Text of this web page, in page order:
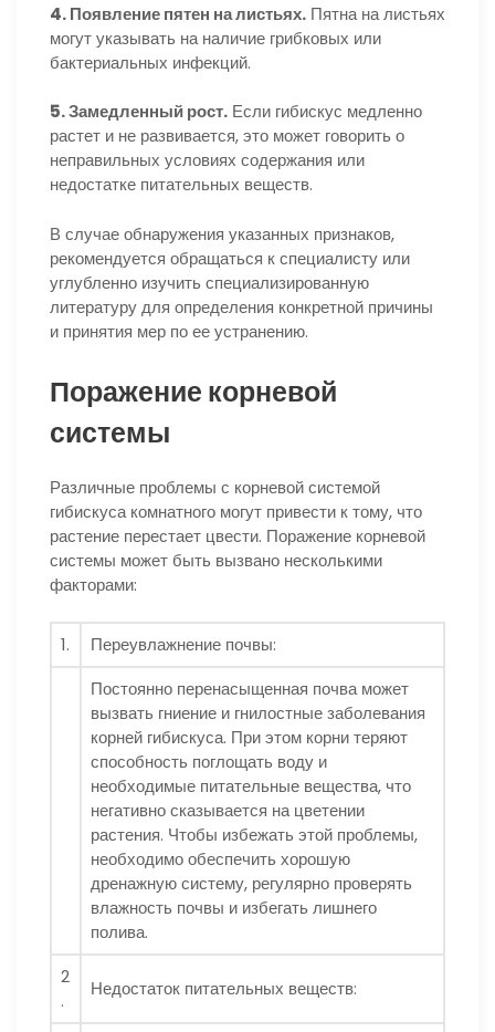
4. Появление пятен на листьях. Пятна на листьях
могут указывать на наличие грибковых или
бактериальных инфекций.
5. Замедленный рост. Если гибискус медленно
растет и не развивается, это может говорить о
неправильных условиях содержания или
недостатке питательных веществ.
В случае обнаружения указанных признаков,
рекомендуется обращаться к специалисту или
углубленно изучить специализированную
литературу для определения конкретной причины
и принятия мер по ее устранению.
Поражение корневой
системы
Различные проблемы с корневой системой
гибискуса комнатного могут привести к тому, что
растение перестает цвести. Поражение корневой
системы может быть вызвано несколькими
факторами:
1.
Переувлажнение почвы:
Постоянно перенасыщенная почва может
вызвать гниение и гнилостные заболевания
корней гибискуса. При этом корни теряют
способность поглощать воду и
необходимые питательные вещества, что
негативно сказывается на цветении
растения. Чтобы избежать этой проблемы,
необходимо обеспечить хорошую
дренажную систему, регулярно проверять
влажность почвы и избегать лишнего
полива.
2
.
Недостаток питательных веществ: